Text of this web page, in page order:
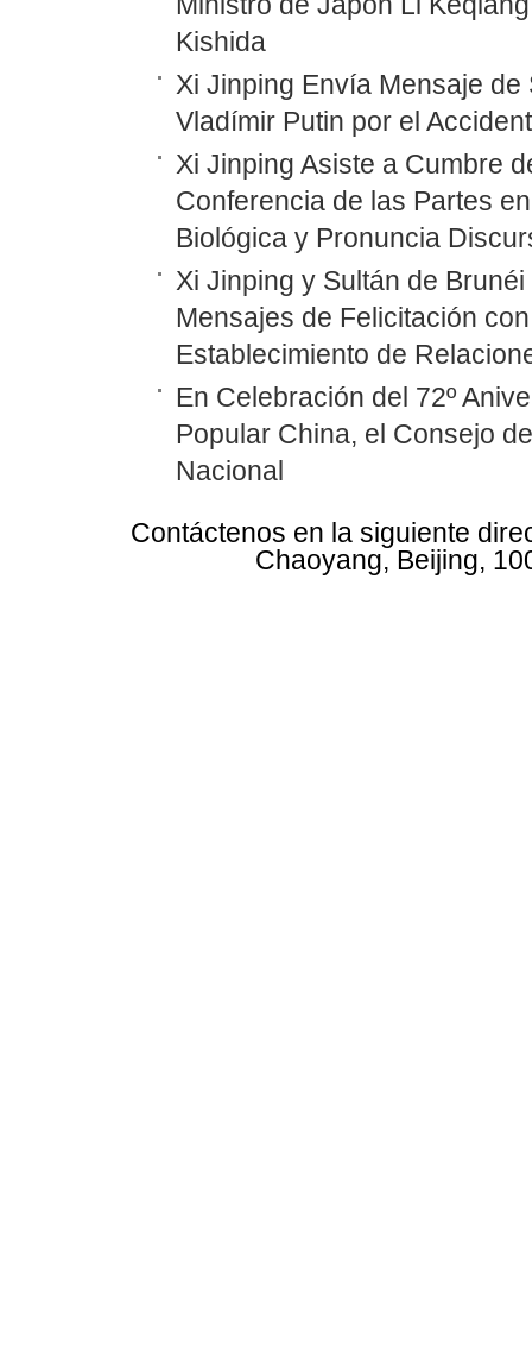
Kishida
Xi Jinping Envía Mensaje
Vladímir Putin por el
Xi Jinping Asiste a Cumbre
Conferencia de las Partes
Biológica y Pronuncia
Xi Jinping y Sultán de
Mensajes de Felicitación
Establecimiento de
En Celebración del 72º
Popular China, el Consejo
Nacional
Contáctenos en la siguiente
Chaoyang, Beijing,